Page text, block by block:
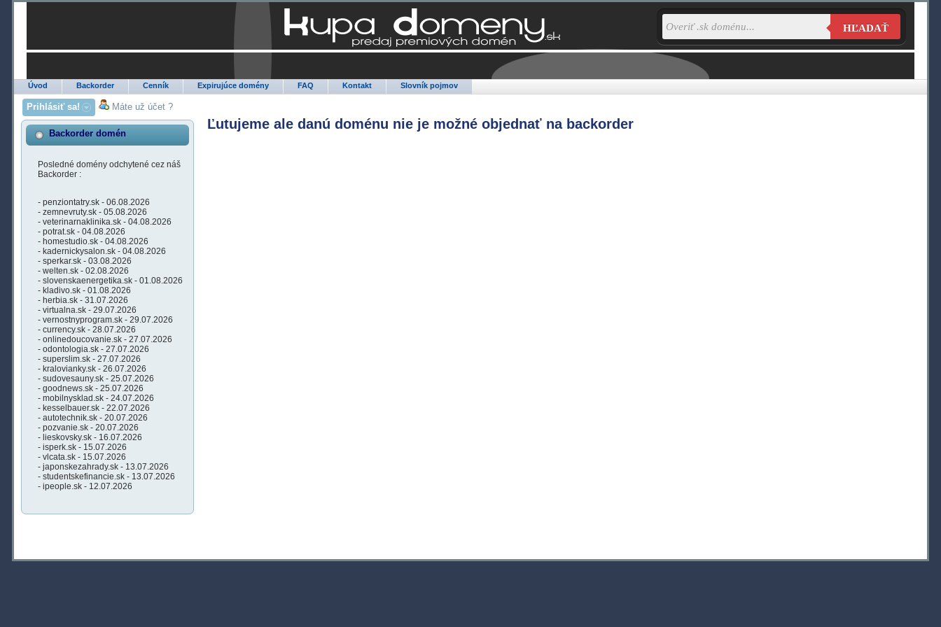
Úvod Backorder Cenník Expirujúce domény FAQ Kontakt Slovník pojmov
HĽADAŤ
Prihlásiť sa! Máte už účet ?
Backorder domén
Posledné domény odchytené cez náš
Backorder :
- penziontatry.sk - 06.08.2026
- zemnevruty.sk - 05.08.2026
- veterinarnaklinika.sk - 04.08.2026
- potrat.sk - 04.08.2026
- homestudio.sk - 04.08.2026
- kadernickysalon.sk - 04.08.2026
- sperkar.sk - 03.08.2026
- welten.sk - 02.08.2026
- slovenskaenergetika.sk - 01.08.2026
- kladivo.sk - 01.08.2026
- herbia.sk - 31.07.2026
- virtualna.sk - 29.07.2026
- vernostnyprogram.sk - 29.07.2026
- currency.sk - 28.07.2026
- onlinedoucovanie.sk - 27.07.2026
- odontologia.sk - 27.07.2026
- superslim.sk - 27.07.2026
- kralovianky.sk - 26.07.2026
- sudovesauny.sk - 25.07.2026
- goodnews.sk - 25.07.2026
- mobilnysklad.sk - 24.07.2026
- kesselbauer.sk - 22.07.2026
- autotechnik.sk - 20.07.2026
- pozvanie.sk - 20.07.2026
- lieskovsky.sk - 16.07.2026
- isperk.sk - 15.07.2026
- vlcata.sk - 15.07.2026
- japonskezahrady.sk - 13.07.2026
- studentskefinancie.sk - 13.07.2026
- ipeople.sk - 12.07.2026
Ľutujeme ale danú doménu nie je možné objednať na backorder